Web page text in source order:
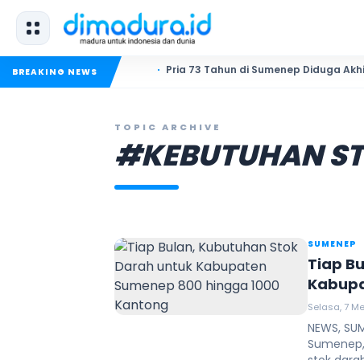
BREAKING NEWS Pria 73 Tahun di Sumenep Diduga Akhiri Hidup
TOPIC ARCHIVE
#KEBUTUHAN
SUMENEP
Tiap
Selasa, 7
NEWS,